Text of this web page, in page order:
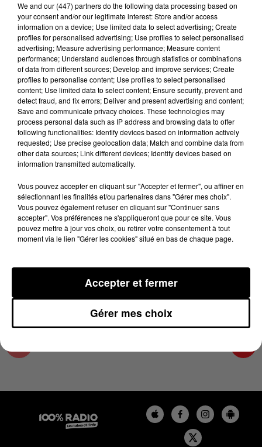
Lecture (1 min 16 sec)
100%
100% Radio l'agenda du Comminges
25 avril 2025 - 1 min 16 sec
L'AGENDA DU COMMINGES DU 25/04/2025 À
06H48
L'AGENDA DU COMMINGES
We and our (447) partnersdo the following data processing based on
your consent and/or our legitimate interest: Store and/or access
information on a device; Use limited data to select advertising; Create
profiles for personalised advertising; Use profiles to select personalised
advertising; Measure advertising performance; Measure content
performance; Understand audiences through statistics or combinations
of data from different sources; Develop and improve services; Create
profiles to personalise content; Use profiles to select personalised
content; Use limited data to select content; Ensure security, prevent and
detect fraud, and fix errors; Deliver and present advertising and content;
Save and communicate privacy choices. These technologies may
process personal data such as IP address and browsing data to offer
following functionalities: Identify devices based on information actively
requested; Use precise geolocation data; Match and combine data from
other data sources; Link different devices; Identify devices based on
information transmitted automatically.
Vous pouvez accepter en cliquant sur "Accepter et fermer", ou affiner en
sélectionnant les finalités et/ou partenaires dans "Gérer mes choix".
Vous pouvez également refuser en cliquant sur "Continuer sans
accepter". Vos préférences ne s'appliqueront que pour ce site. Vous
pouvez mettre à jour vos choix, ou retirer votre consentement à tout
moment via le lien "Gérer les cookies" situé en bas de chaque page.
Gérer mes choix
Accepter et fermer